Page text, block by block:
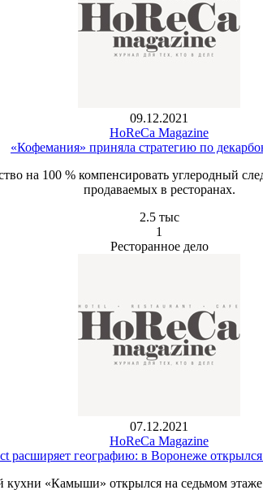
09.12.2021
HoReCa Magazine
«Кофемания» приняла стратегию по
на 100 % компенсировать углеродный
продаваемых в ресторанах.
2.5 тыс
1
Ресторанное дело
07.12.2021
HoReCa Magazine
расширяет географию: в Воронеже
кухни «Камыши» открылся на седьмом